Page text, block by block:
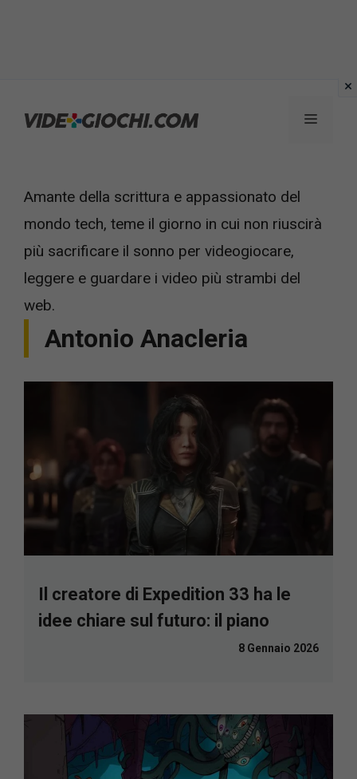
Menu
Amante della scrittura e appassionato del
mondo tech, teme il giorno in cui non riuscirà
più sacrificare il sonno per videogiocare,
leggere e guardare i video più strambi del
web.
Antonio Anacleria
Il creatore di Expedition 33 ha le
idee chiare sul futuro: il piano
8 Gennaio 2026